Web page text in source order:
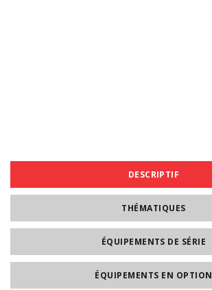
DESCRIPTIF
THÉMATIQUES
ÉQUIPEMENTS DE SÉRIE
ÉQUIPEMENTS EN OPTION